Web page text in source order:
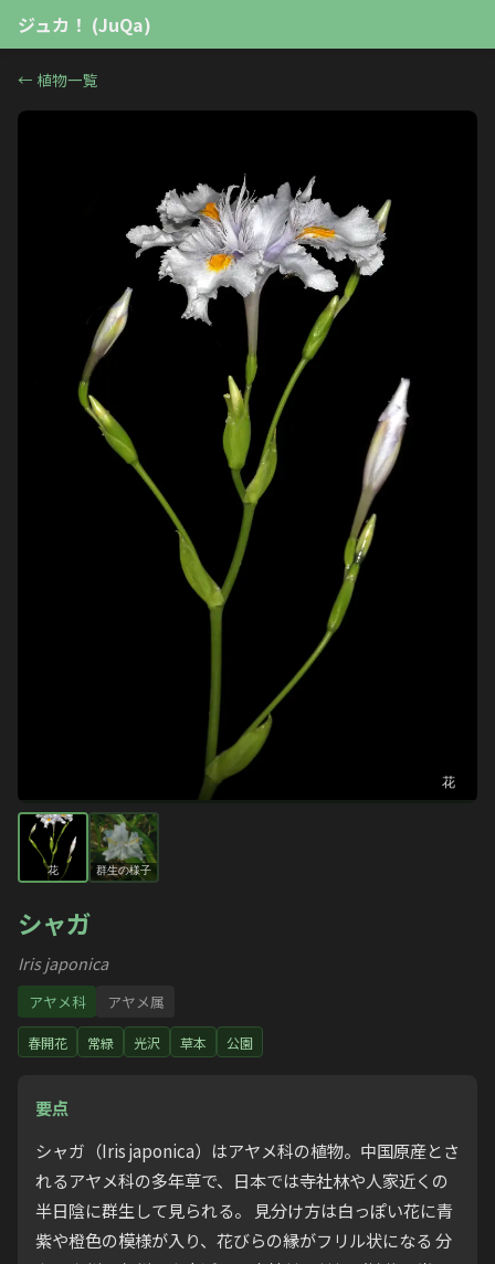
ジュカ！ (JuQa)
← 植物一覧
花
花 群生の様子
シャガ
Iris japonica
アヤメ科 アヤメ属
春開花 常緑 光沢 草本 公園
要点
シャガ（Iris japonica）はアヤメ科の植物。中国原産とさ
れるアヤメ科の多年草で、日本では寺社林や人家近くの
半日陰に群生して見られる。 見分け方は白っぽい花に青
紫や橙色の模様が入り、花びらの縁がフリル状になる 分